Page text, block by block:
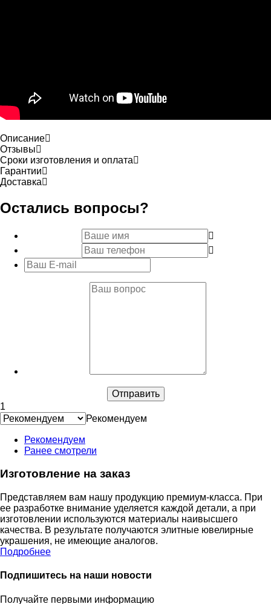
Описание
Отзывы
Сроки изготовления и оплата
Гарантии
Доставка
Остались вопросы?
1
Рекомендуем
Рекомендуем
Ранее смотрели
Изготовление на заказ
Представляем вам нашу продукцию премиум-класса. При
ее разработке внимание уделяется каждой детали, а при
изготовлении используются материалы наивысшего
качества. В результате получаются элитные ювелирные
украшения, не имеющие аналогов.
Подробнее
Подпишитесь на наши новости
Получайте первыми информацию